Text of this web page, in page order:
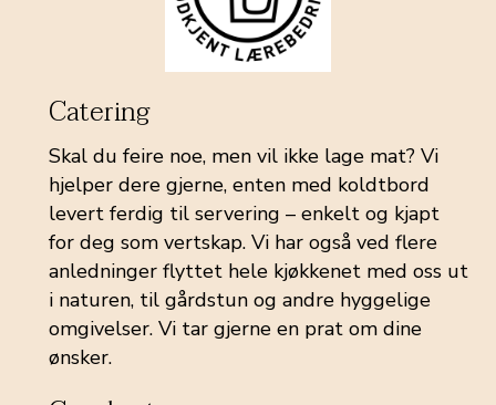
Catering
Skal du feire noe, men vil ikke lage mat? Vi
hjelper dere gjerne, enten med koldtbord
levert ferdig til servering – enkelt og kjapt
for deg som vertskap. Vi har også ved flere
anledninger flyttet hele kjøkkenet med oss ut
i naturen, til gårdstun og andre hyggelige
omgivelser. Vi tar gjerne en prat om dine
ønsker.